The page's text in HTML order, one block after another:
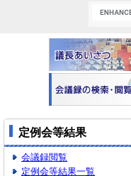
定例会等結果
会議録閲覧
定例会等結果一覧